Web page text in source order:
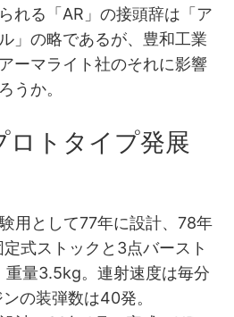
れる「AR」の接頭辞は「ア
」の略であるが、豊和工業
ーマライト社のそれに影響
うか。
ロトタイプ発展
用として77年に設計、78年
定式ストックと3点バースト
重量3.5kg。連射速度は毎分
の装弾数は40発。